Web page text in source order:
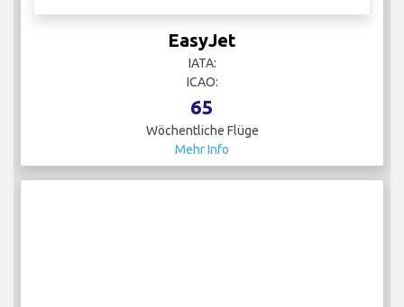
EasyJet
IATA:
ICAO:
65
Wöchentliche Flüge
Mehr Info